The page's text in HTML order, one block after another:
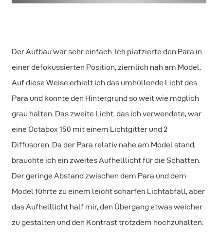
Der Aufbau war sehr einfach. Ich platzierte den Para in
einer defokussierten Position, ziemlich nah am Model.
Auf diese Weise erhielt ich das umhüllende Licht des
Para und konnte den Hintergrund so weit wie möglich
grau halten. Das zweite Licht, das ich verwendete, war
eine Octabox 150 mit einem Lichtgitter und 2
Diffusoren. Da der Para relativ nahe am Model stand,
brauchte ich ein zweites Aufhelllicht für die Schatten.
Der geringe Abstand zwischen dem Para und dem
Model führte zu einem leicht scharfen Lichtabfall, aber
das Aufhelllicht half mir, den Übergang etwas weicher
zu gestalten und den Kontrast trotzdem hochzuhalten.